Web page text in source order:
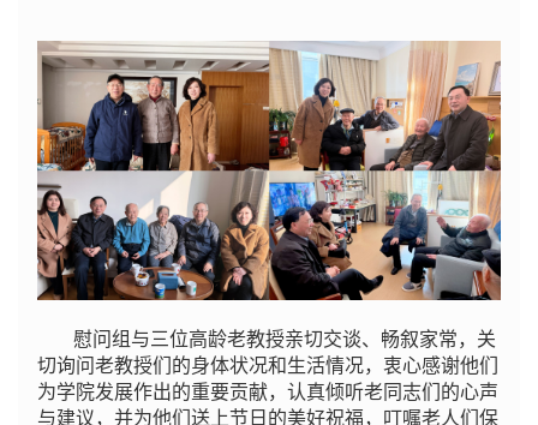
慰问组与三位高龄老教授亲切交谈、畅叙家常，关
切询问老教授们的身体状况和生活情况，衷心感谢他们
为学院发展作出的重要贡献，认真倾听老同志们的心声
与建议，并为他们送上节日的美好祝福，叮嘱老人们保